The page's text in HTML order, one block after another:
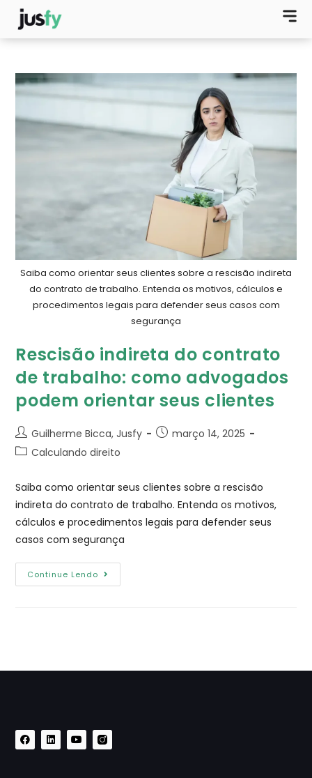
Saiba como orientar seus clientes sobre a rescisão indireta
do contrato de trabalho. Entenda os motivos, cálculos e
procedimentos legais para defender seus casos com
segurança
Rescisão indireta do contrato
de trabalho​: como advogados
podem orientar seus clientes
Guilherme Bicca, Jusfy
março 14, 2025
Calculando direito
Saiba como orientar seus clientes sobre a rescisão
indireta do contrato de trabalho. Entenda os motivos,
cálculos e procedimentos legais para defender seus
casos com segurança
Continue Lendo